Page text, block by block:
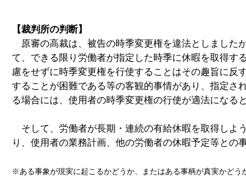
【裁判所の判断】
原審の高裁は、被告の時季変更権を違法としました
て、できる限り労働者が指定した時季に休暇を取得す
慮をせずに時季変更権を行使することはその趣旨に反
することが困難である等の客観的事情があり、指定さ
る場合には、使用者の時季変更権の行使が適法になる
そして、労働者が長期・連続の有給休暇を取得しよ
り、使用者の業務計画、他の労働者の休暇予定等との
※ある事象が現実に起こるかどうか、またはある事柄が真実かどう